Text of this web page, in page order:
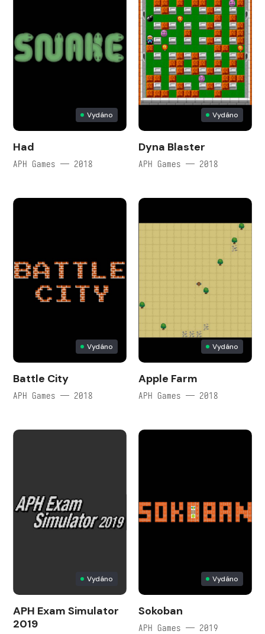
Vydáno
Had
APH Games — 2018
Vydáno
Dyna Blaster
APH Games — 2018
Vydáno
Battle City
APH Games — 2018
Vydáno
Apple Farm
APH Games — 2018
Vydáno
APH Exam Simulator
2019
Vydáno
Sokoban
APH Games — 2019